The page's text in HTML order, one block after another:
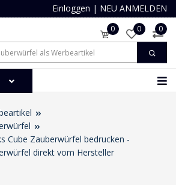
Einloggen | NEU ANMELDEN
0 0 0
Cube Zauberwürfel bedrucken -
direkt vom Hersteller